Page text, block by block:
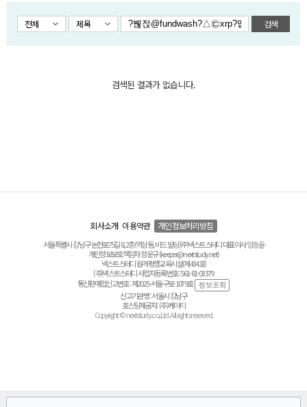
전체 제목 검색
검색된 결과가 없습니다.
회사소개 이용약관 개인정보처리방침
서울특별시 강남구 논현로75길 8, 2층(역삼동, 비드 빌딩) ㈜넥스트스터디 대표이사 양승윤
개인정보보호책임자 정운규 (keeper@nextstudy.net)
넥스트스터디 원격평생교육시설(제434호)
(주)넥스트스터디 사업자등록번호 : 561-81-03379
통신판매업신고번호 : 제2025-서울구로-1079호
신고기관명 : 서울시 강남구
호스팅제공자 : (주)케이티
Copyright © nextstudy.co.,Ltd. All rights reserved.